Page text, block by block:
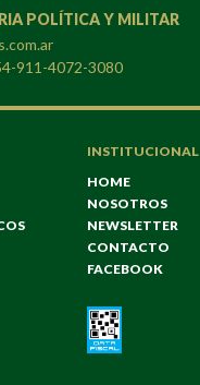
POLÍTICA Y MILITAR
911-4072-3080
INSTITUCIONAL
HOME
NOSOTROS
NEWSLETTER
CONTACTO
FACEBOOK